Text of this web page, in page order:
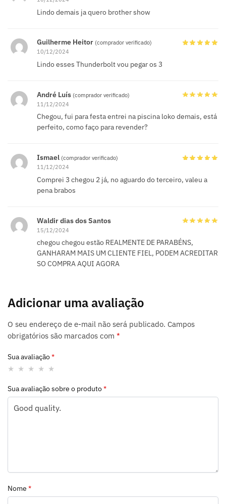
Lindo demais ja quero brother show
Guilherme Heitor (comprador verificado)
10/12/2024
Lindo esses Thunderbolt vou pegar os 3
André Luís (comprador verificado)
11/12/2024
Chegou, fui para festa entrei na piscina loko demais, está
perfeito, como faço para revender?
Ismael (comprador verificado)
11/12/2024
Comprei 3 chegou 2 já, no aguardo do terceiro, valeu a
pena brabos
Waldir dias dos Santos
15/12/2024
chegou chegou estão REALMENTE DE PARABÉNS,
GANHARAM MAIS UM CLIENTE FIEL, PODEM ACREDITAR
SO COMPRA AQUI AGORA
Adicionar uma avaliação
O seu endereço de e-mail não será publicado. Campos
obrigatórios são marcados com *
Sua avaliação*
Sua avaliação sobre o produto*
Nome *